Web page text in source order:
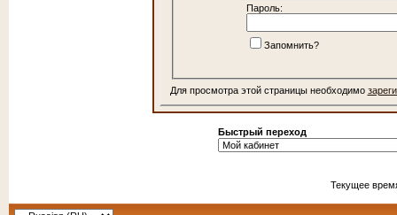
Пароль:
Запомнить?
Для просмотра этой страницы необходимо
Быстрый переход
Текущее